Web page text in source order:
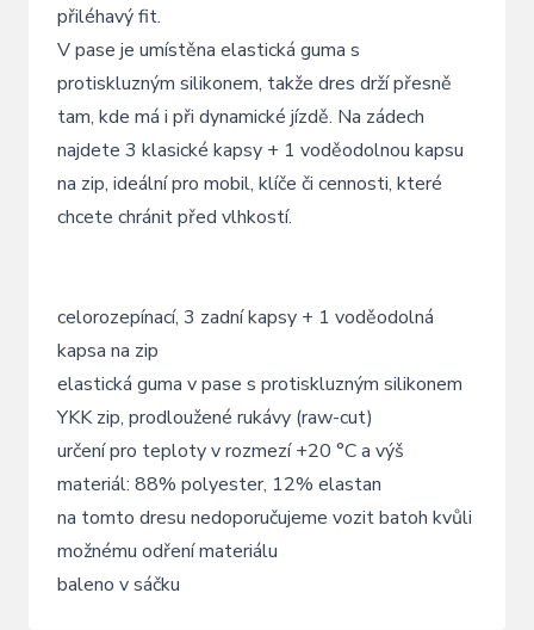
přiléhavý fit.
V pase je umístěna elastická guma s
protiskluzným silikonem, takže dres drží přesně
tam, kde má i při dynamické jízdě. Na zádech
najdete 3 klasické kapsy + 1 voděodolnou kapsu
na zip, ideální pro mobil, klíče či cennosti, které
chcete chránit před vlhkostí.
celorozepínací, 3 zadní kapsy + 1 voděodolná
kapsa na zip
elastická guma v pase s protiskluzným silikonem
YKK zip, prodloužené rukávy (raw-cut)
určení pro teploty v rozmezí +20 °C a výš
materiál: 88% polyester, 12% elastan
na tomto dresu nedoporučujeme vozit batoh kvůli
možnému odření materiálu
baleno v sáčku